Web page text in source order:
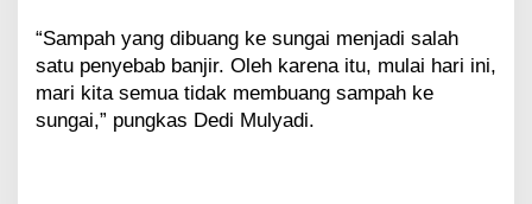
“Sampah yang dibuang ke sungai menjadi salah
satu penyebab banjir. Oleh karena itu, mulai hari ini,
mari kita semua tidak membuang sampah ke
sungai,” pungkas Dedi Mulyadi.